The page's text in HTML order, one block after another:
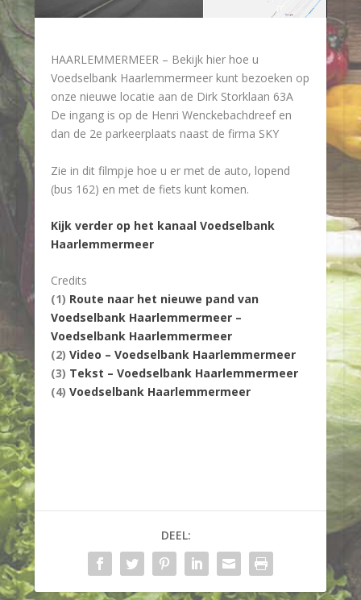
HAARLEMMERMEER – Bekijk hier hoe u
Voedselbank Haarlemmermeer kunt bezoeken op
onze nieuwe locatie aan de Dirk Storklaan 63A
De ingang is op de Henri Wenckebachdreef en
dan de 2e parkeerplaats naast de firma SKY
Zie in dit filmpje hoe u er met de auto, lopend
(bus 162) en met de fiets kunt komen.
Kijk verder op het kanaal Voedselbank
Haarlemmermeer
Credits
(1) Route naar het nieuwe pand van
Voedselbank Haarlemmermeer –
Voedselbank Haarlemmermeer
(2) Video – Voedselbank Haarlemmermeer
(3) Tekst – Voedselbank Haarlemmermeer
(4) Voedselbank Haarlemmermeer
DEEL: